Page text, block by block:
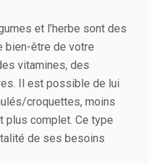
et l’herbe sont des
bien-être de votre
vitamines, des
Il est possible de lui
croquettes, moins
plus complet. Ce type
de ses besoins